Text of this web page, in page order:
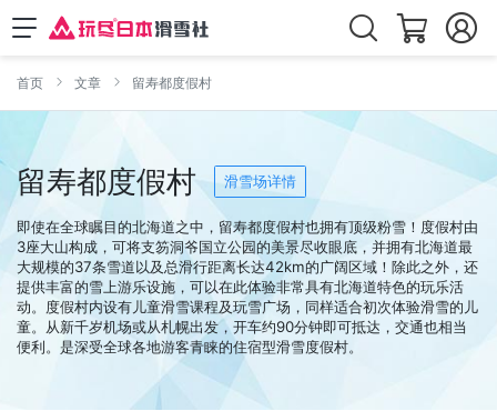
首页 文章 留寿都度假村
留寿都度假村 滑雪场详情
即使在全球瞩目的北海道之中，留寿都度假村也拥有顶级粉雪！度假村由
3座大山构成，可将支笏洞爷国立公园的美景尽收眼底，并拥有北海道最
大规模的37条雪道以及总滑行距离长达42km的广阔区域！除此之外，还
提供丰富的雪上游乐设施，可以在此体验非常具有北海道特色的玩乐活
动。度假村内设有儿童滑雪课程及玩雪广场，同样适合初次体验滑雪的儿
童。从新千岁机场或从札幌出发，开车约90分钟即可抵达，交通也相当
便利。是深受全球各地游客青睐的住宿型滑雪度假村。